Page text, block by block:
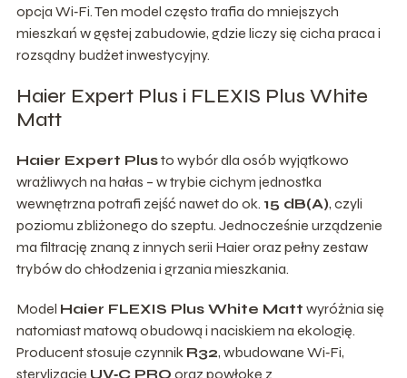
opcja Wi‑Fi. Ten model często trafia do mniejszych
mieszkań w gęstej zabudowie, gdzie liczy się cicha praca i
rozsądny budżet inwestycyjny.
Haier Expert Plus i FLEXIS Plus White
Matt
Haier Expert Plusto wybór dla osób wyjątkowo
wrażliwych na hałas – w trybie cichym jednostka
wewnętrzna potrafi zejść nawet do ok. 15 dB(A), czyli
poziomu zbliżonego do szeptu. Jednocześnie urządzenie
ma filtrację znaną z innych serii Haier oraz pełny zestaw
trybów do chłodzenia i grzania mieszkania.
Model Haier FLEXIS Plus White Matt wyróżnia się
natomiast matową obudową i naciskiem na ekologię.
Producent stosuje czynnik R32, wbudowane Wi‑Fi,
sterylizację UV‑C PRO oraz powłokę z